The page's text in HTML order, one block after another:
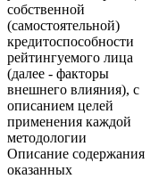
собственной
(самостоятельной)
кредитоспособности
рейтингуемого лица
(далее - факторы
внешнего влияния), с
описанием целей
применения каждой
методологии
Описание содержания
оказанных